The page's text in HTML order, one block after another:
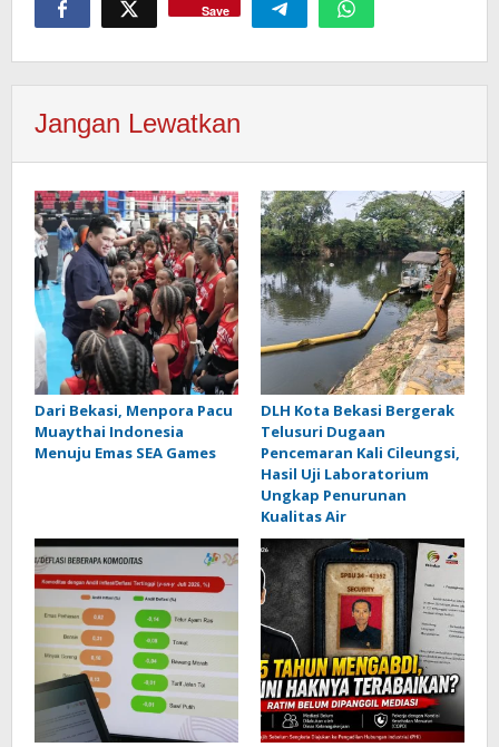
Save
Jangan Lewatkan
Dari Bekasi, Menpora Pacu
Muaythai Indonesia
Menuju Emas SEA Games
DLH Kota Bekasi Bergerak
Telusuri Dugaan
Pencemaran Kali Cileungsi,
Hasil Uji Laboratorium
Ungkap Penurunan
Kualitas Air